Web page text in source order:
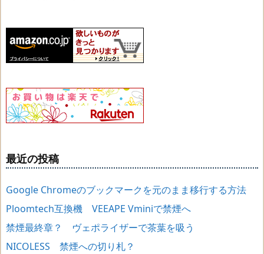
最近の投稿
Google Chromeのブックマークを元のまま移行する方法
Ploomtech互換機 VEEAPE Vminiで禁煙へ
禁煙最終章？ ヴェポライザーで茶葉を吸う
NICOLESS 禁煙への切り札？